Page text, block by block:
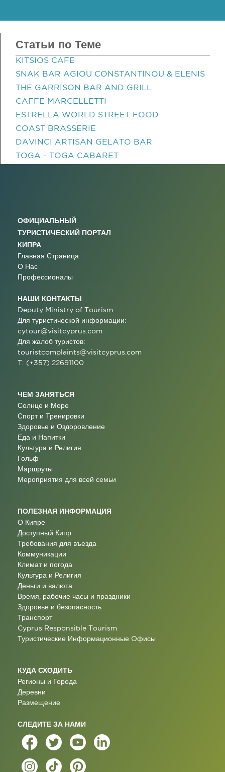
Статьи по Теме
KITSIOS CAFE
SNAK BAR AGIOU CONSTANTINOU & ELENIS
THE GARRISON BAR AND GRILL
CAFFE MARCELLETTI
ESTRELLA WORLD STREET FOOD
COAST BRASSERIE
DAVINCI ARTISAN GELATO BAR
TOGA - TOGA CABARET
ОФИЦИАЛЬНЫЙ
ТУРИСТИЧЕСКИЙ ПОРТАЛ
КИПРА
Главная Страница
О Нас
Профессионалы
НАШИ КОНТАКТЫ
Deputy Ministry of Tourism
Для туристической информации:
cytour@visitcyprus.com
Для жалоб туристов:
touristcomplaints@visitcyprus.com
T: (+357) 22691100
ЧЕМ ЗАНЯТЬСЯ
Солнце и Море
Спорт и Тренировки
Здоровье и Оздоровление
Еда и Напитки
Культура и Религия
Гольф
Маршруты
Мероприятия для всей семьи
ПОЛЕЗНАЯ ИНФОРМАЦИЯ
О Кипре
Доступный Кипр
Требования для въезда
Коммуникации
Климат и погода
Культура и Религия
Деньги и валюта
Время, рабочие часы и праздники
Здоровье и безопасность
Транспорт
Cyprus Responsible Tourism
Туристические Информационные Oфисы
КУДА СХОДИТЬ
Регионы и Города
Деревни
Размещение
СЛЕДИТЕ ЗА НАМИ